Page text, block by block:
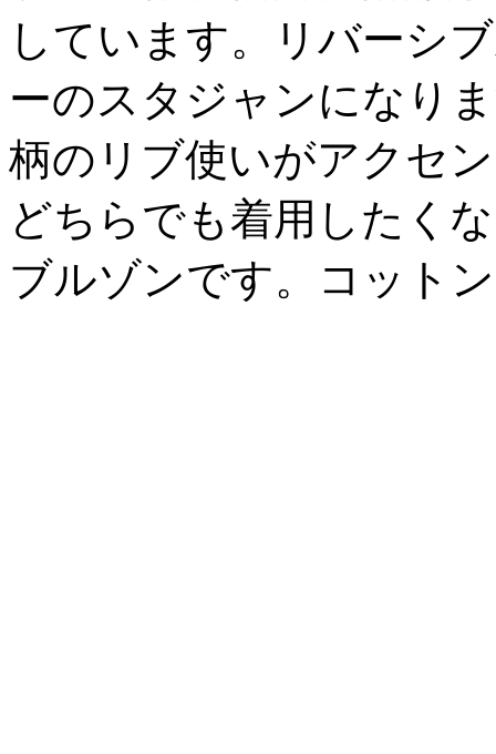
しています。リバーシ
ーのスタジャンになり
柄のリブ使いがアクセ
どちらでも着用したく
ブルゾンです。コット